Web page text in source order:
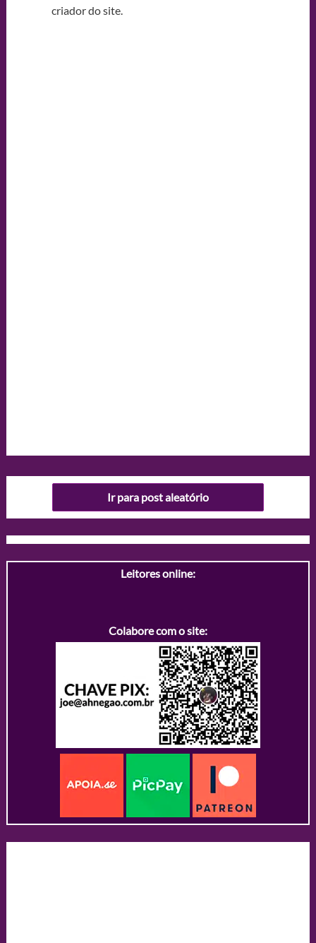
criador do site.
Ir para post aleatório
Leitores online:
Colabore com o site: